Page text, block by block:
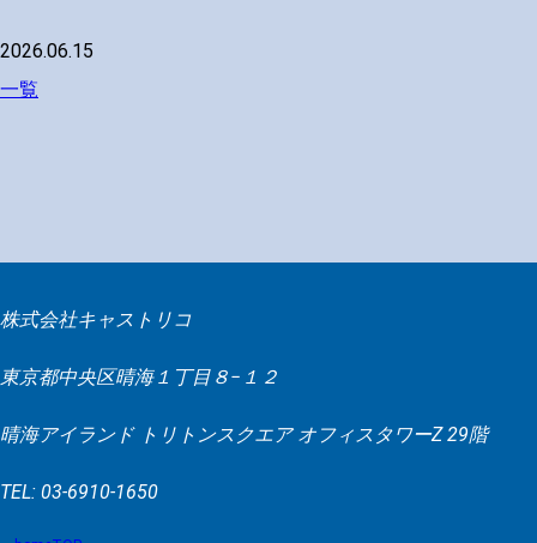
2026.06.15
一覧
株式会社キャストリコ
東京都中央区晴海１丁目８−１２
晴海アイランド トリトンスクエア オフィスタワーZ 29階
TEL: 03-6910-1650